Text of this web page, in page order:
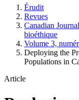
Érudit
Revues
Canadian
bioéthique
Volume 3,
Deploying the
Populations in
Article